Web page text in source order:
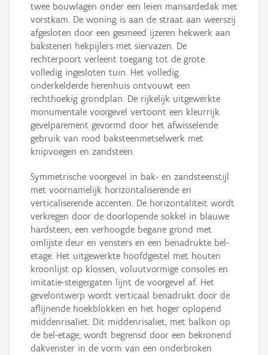
twee bouwlagen onder een leien mansardedak met
vorstkam. De woning is aan de straat aan weerszij
afgesloten door een gesmeed ijzeren hekwerk aan
bakstenen hekpijlers met siervazen. De
rechterpoort verleent toegang tot de grote
volledig ingesloten tuin. Het volledig
onderkelderde herenhuis ontvouwt een
rechthoekig grondplan. De rijkelijk uitgewerkte
monumentale voorgevel vertoont een kleurrijk
gevelparement gevormd door het afwisselende
gebruik van rood baksteenmetselwerk met
knipvoegen en zandsteen.
Symmetrische voorgevel in bak- en zandsteenstijl
met voornamelijk horizontaliserende en
verticaliserende accenten. De horizontaliteit wordt
verkregen door de doorlopende sokkel in blauwe
hardsteen, een verhoogde begane grond met
omlijste deur en vensters en een benadrukte bel-
etage. Het uitgewerkte hoofdgestel met houten
kroonlijst op klossen, voluutvormige consoles en
imitatie-steigergaten lijnt de voorgevel af. Het
gevelontwerp wordt verticaal benadrukt door de
aflijnende hoekblokken en het hoger oplopend
middenrisaliet. Dit middenrisaliet, met balkon op
de bel-etage, wordt begrensd door een bekronend
dakvenster in de vorm van een onderbroken